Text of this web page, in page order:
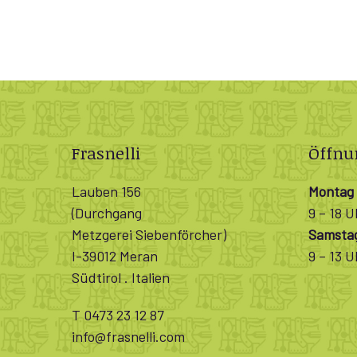
Frasnelli
Lauben 156
(Durchgang
Metzgerei Siebenförcher)
I-39012 Meran
Südtirol . Italien
T 0473 23 12 87
info@frasnelli.com
9 – 18
9 – 13